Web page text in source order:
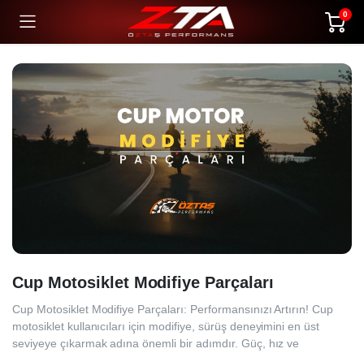
0
Cup Motosiklet Modifiye Parçaları
Cup Motosiklet Modifiye Parçaları: Performansınızı Artırın! Cup
motosiklet kullanıcıları için modifiye, sürüş deneyimini en üst
seviyeye çıkarmak adına önemli bir adımdır. Güç, hız ve